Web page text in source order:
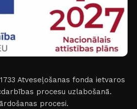
Atveseļošanas fonda ietvaros
procesu uzlabošanā.
procesi.